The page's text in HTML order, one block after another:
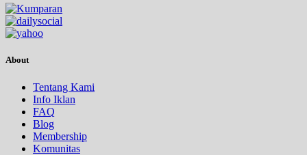
About
Tentang Kami
Info Iklan
FAQ
Blog
Membership
Komunitas